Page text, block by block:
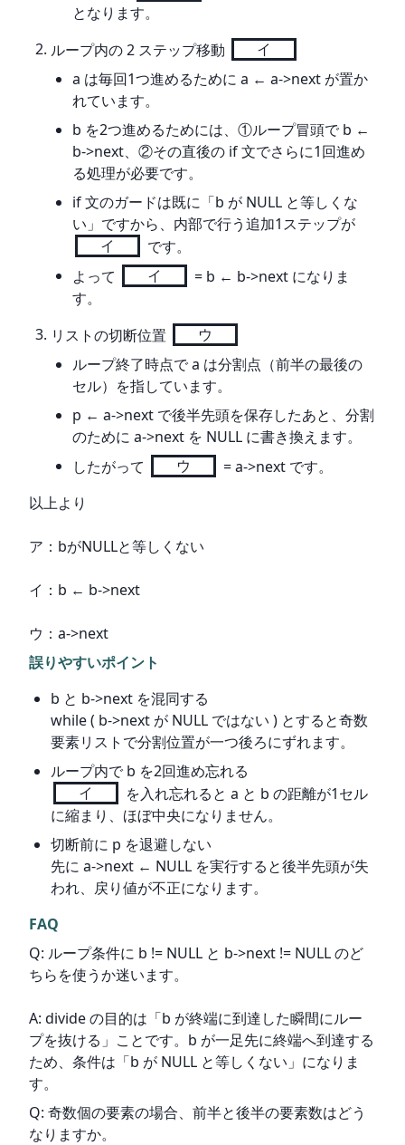
となります。
ループ内の 2 ステップ移動
イ
a は毎回1つ進めるために a ← a->next が置か
れています。
b を2つ進めるためには、①ループ冒頭で b ←
b->next、②その直後の if 文でさらに1回進め
る処理が必要です。
if 文のガードは既に「b が NULL と等しくな
い」ですから、内部で行う追加1ステップが
イ
です。
よって
イ
= b ← b->next になりま
す。
リストの切断位置
ウ
ループ終了時点で a は分割点（前半の最後の
セル）を指しています。
p ← a->next で後半先頭を保存したあと、分割
のために a->next を NULL に書き換えます。
したがって
ウ
= a->next です。
以上より
ア：bがNULLと等しくない
イ：b ← b->next
ウ：a->next
誤りやすいポイント
b と b->next を混同する
while ( b->next が NULL ではない ) とすると奇数
要素リストで分割位置が一つ後ろにずれます。
ループ内で b を2回進め忘れる
イ
を入れ忘れると a と b の距離が1セル
に縮まり、ほぼ中央になりません。
切断前に p を退避しない
先に a->next ← NULL を実行すると後半先頭が失
われ、戻り値が不正になります。
FAQ
Q: ループ条件に b != NULL と b->next != NULL のど
ちらを使うか迷います。
A: divide の目的は「b が終端に到達した瞬間にルー
プを抜ける」ことです。b が一足先に終端へ到達する
ため、条件は「b が NULL と等しくない」になりま
す。
Q: 奇数個の要素の場合、前半と後半の要素数はどう
なりますか。